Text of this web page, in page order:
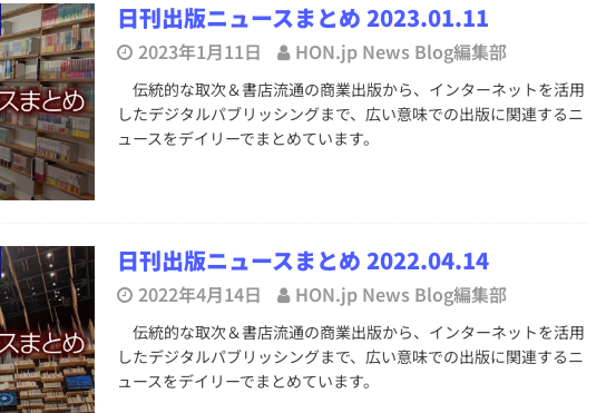
7月31日 ] HON.jp News Blogに拡張検索生成（RAG）で回答を返すチャットボットを設置など
ニュースまとめ 2026.07.31
日刊出版ニュースまとめ
7月30日 ] チャットボット（ベータ版）を公開しました
お知らせ
7月30日 ] ChatGPTが文体模写を拒否するようになど 日刊出版ニュースまとめ 2026.07.30
ュースまとめ
8月7日 ] 週刊少年ジャンプの発行部数が100万部割れなど 日刊出版ニュースまとめ 2026.08.07
版ニュースまとめ
日刊出版ニュースまとめ 2023.01.11
2023年1月11日 HON.jp News Blog編集部
伝統的な取次＆書店流通の商業出版から、インターネットを活用
したデジタルパブリッシングまで、広い意味での出版に関連するニ
ュースをデイリーでまとめています。
日刊出版ニュースまとめ 2022.04.14
2022年4月14日 HON.jp News Blog編集部
伝統的な取次＆書店流通の商業出版から、インターネットを活用
したデジタルパブリッシングまで、広い意味での出版に関連するニ
ュースをデイリーでまとめています。